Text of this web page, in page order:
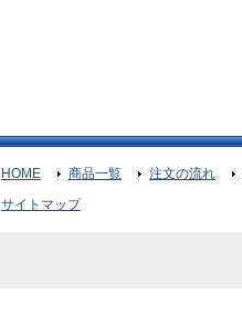
HOME 商品一覧 注文の流れ
サイトマップ